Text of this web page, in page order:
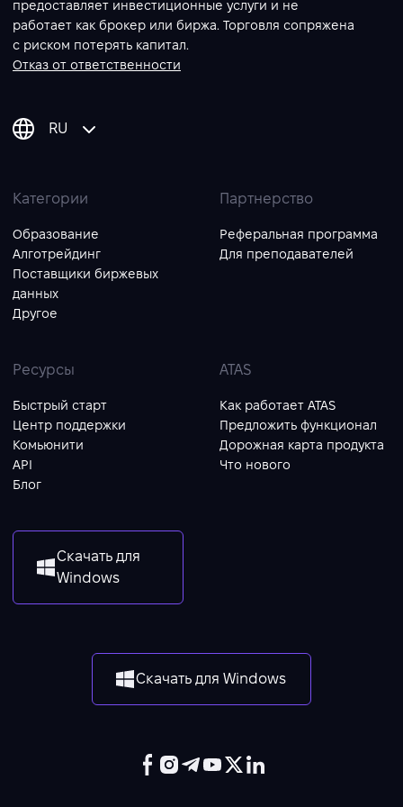
предоставляет инвестиционные услуги и не
работает как брокер или биржа. Торговля сопряжена
с риском потерять капитал.
Отказ от ответственности
RU
Категории
Образование
Алготрейдинг
Поставщики биржевых
данных
Другое
Партнерство
Реферальная программа
Для преподавателей
Ресурсы
Быстрый старт
Центр поддержки
Комьюнити
API
Блог
ATAS
Как работает ATAS
Предложить функционал
Дорожная карта продукта
Что нового
Скачать для
Windows
Скачать для Windows